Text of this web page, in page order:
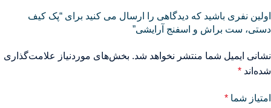
اولین نفری باشید که دیدگاهی را ارسال می کنید برای “پک کیف
دستی، ست براش و اسفنج آرایشی”
نشانی ایمیل شما منتشر نخواهد شد. بخش‌های موردنیاز علامت‌گذاری
شده‌اند *
امتیاز شما *